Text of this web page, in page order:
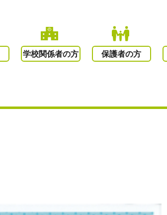
学校関係者の方 保護者の方